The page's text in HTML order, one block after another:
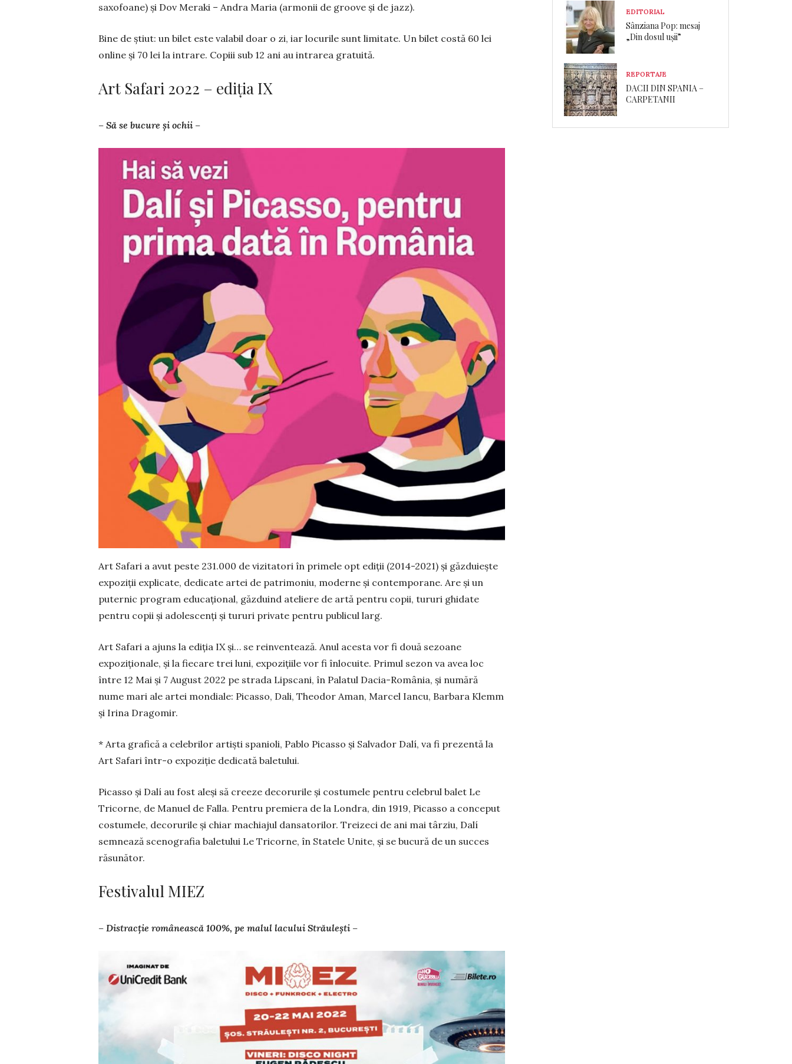
saxo­foane) şi Dov Me­raki – Andra Maria (armonii de groove și de jazz).
Bine de știut: un bilet este valabil doar o zi, iar lo­curile sunt limitate. Un bilet costă 60 lei
online și 70 lei la intrare. Copiii sub 12 ani au intrarea gr­atuită.
Art Safari 2022 – ediția IX
– Să se bucure și ochii –
Art Safari a avut peste 231.000 de vizitatori în primele opt ediții (2014-2021) şi găzduiește
expoziţii explicate, dedicate artei de patrimoniu, moderne și contemporane. Are şi un
puternic program educaţional, găzduind ateliere de artă pentru copii, tururi ghidate
pentru copii și adoles­cenţi și tururi private pentru publicul larg.
Art Safari a ajuns la ediția IX şi… se reinventează. Anul acesta vor fi două sezoane
expoziționale, şi la fie­care trei luni, expozițiile vor fi înlocuite. Primul sezon va avea loc
între 12 Mai şi 7 August 2022 pe strada Lipscani, în Palatul Dacia-România, și numără
nume mari ale artei mondiale: Picasso, Dali, Theodor Aman, Marcel Iancu, Barbara Klemm
şi Irina Dragomir.
* Arta grafică a celebrilor artiști spanioli, Pablo Picasso și Salvador Dalí, va fi prezentă la
Art Safari într-o expoziție dedicată baletului.
Picasso și Dalí au fost aleși să creeze decorurile și costumele pentru celebrul balet Le
Tricorne, de Manuel de Falla. Pentru premiera de la Londra, din 1919, Picasso a conceput
costumele, decorurile și chiar machiajul dan­satorilor. Treizeci de ani mai târziu, Dalí
semnează sce­nografia baletului Le Tricorne, în Statele Unite, și se bu­cură de un succes
răsunător.
Festivalul MIEZ
– Distracție românească 100%, pe malul lacului Străulești –
EDITORIAL
Sânziana Pop: mesaj
„Din dosul ușii”
REPORTAJE
DACII DIN SPANIA –
CARPETANII